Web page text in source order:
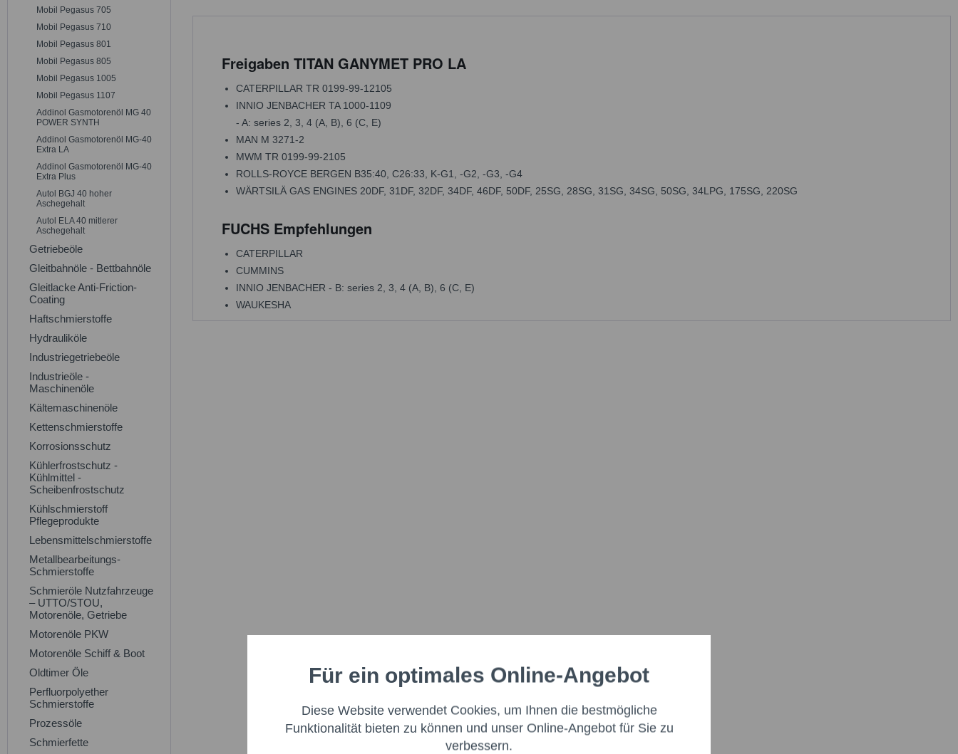
Mobil Pegasus 705
Mobil Pegasus 710
Mobil Pegasus 801
Mobil Pegasus 805
Mobil Pegasus 1005
Mobil Pegasus 1107
Addinol Gasmotorenöl MG 40
POWER SYNTH
Addinol Gasmotorenöl MG-40
Extra LA
Addinol Gasmotorenöl MG-40
Extra Plus
Autol BGJ 40 hoher
Aschegehalt
Autol ELA 40 mitlerer
Aschegehalt
Getriebeöle
Gleitbahnöle - Bettbahnöle
Gleitlacke Anti-Friction-
Coating
Haftschmierstoffe
Hydrauliköle
Industriegetriebeöle
Industrieöle -
Maschinenöle
Kältemaschinenöle
Kettenschmierstoffe
Korrosionsschutz
Kühlerfrostschutz -
Kühlmittel -
Scheibenfrostschutz
Kühlschmierstoff
Pflegeprodukte
Lebensmittelschmierstoffe
Metallbearbeitungs-
Schmierstoffe
Schmieröle Nutzfahrzeuge
– UTTO/STOU,
Motorenöle, Getriebe
Motorenöle PKW
Motorenöle Schiff & Boot
Oldtimer Öle
Perfluorpolyether
Schmierstoffe
Prozessöle
Schmierfette
Freigaben TITAN GANYMET PRO LA
CATERPILLAR TR 0199-99-12105
INNIO JENBACHER TA 1000-1109
- A: series 2, 3, 4 (A, B), 6 (C, E)
MAN M 3271-2
MWM TR 0199-99-2105
ROLLS-ROYCE BERGEN B35:40, C26:33, K-G1, -G2, -G3, -G4
WÄRTSILÄ GAS ENGINES 20DF, 31DF, 32DF, 34DF, 46DF, 50DF, 25SG, 28SG, 31SG, 34SG, 50SG, 34LPG, 175SG, 220SG
FUCHS Empfehlungen
CATERPILLAR
CUMMINS
INNIO JENBACHER - B: series 2, 3, 4 (A, B), 6 (C, E)
WAUKESHA
Funktionale Aktiv
Marketing Aktiv
Für ein optimales Online-Angebot
Diese Website verwendet Cookies, um Ihnen die bestmögliche
Funktionalität bieten zu können und unser Online-Angebot für Sie zu
verbessern.